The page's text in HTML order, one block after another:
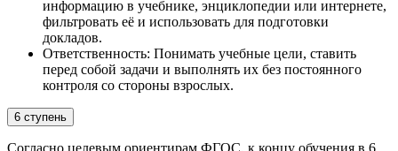
информацию в учебнике, энциклопедии или интернете,
фильтровать её и использовать для подготовки
докладов.
Ответственность: Понимать учебные цели, ставить
перед собой задачи и выполнять их без постоянного
контроля со стороны взрослых.
6 ступень